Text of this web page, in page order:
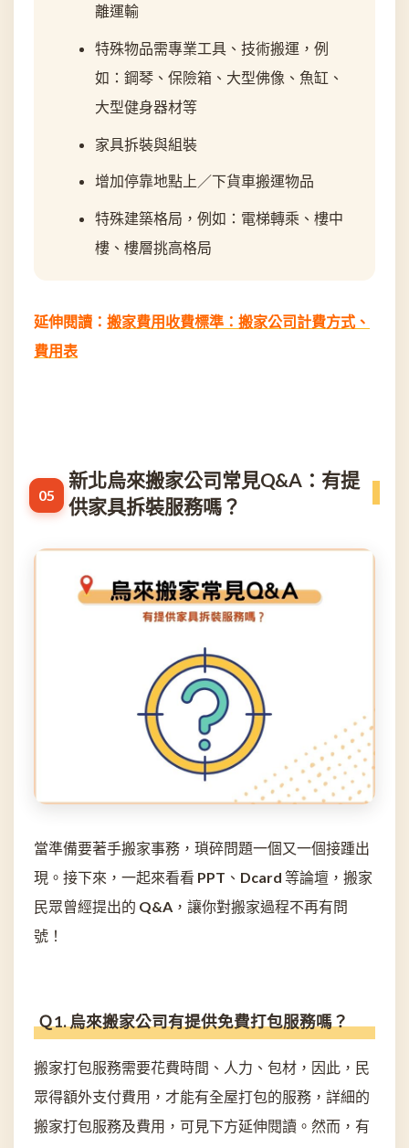
離運輸
特殊物品需專業工具、技術搬運，例
如：鋼琴、保險箱、大型佛像、魚缸、
大型健身器材等
家具拆裝與組裝
增加停靠地點上／下貨車搬運物品
特殊建築格局，例如：電梯轉乘、樓中
樓、樓層挑高格局
延伸閱讀： 搬家費用收費標準：搬家公司計費方式、
費用表
新北烏來搬家公司常見Q&A：有提
供家具拆裝服務嗎？
當準備要著手搬家事務，瑣碎問題一個又一個接踵出
現。接下來，一起來看看 PPT、Dcard 等論壇，搬家
民眾曾經提出的 Q&A，讓你對搬家過程不再有問
號！
Ｑ1. 烏來搬家公司有提供免費打包服務嗎？
搬家打包服務需要花費時間、人力、包材，因此，民
眾得額外支付費用，才能有全屋打包的服務，詳細的
搬家打包服務及費用，可見下方延伸閱讀。然而，有